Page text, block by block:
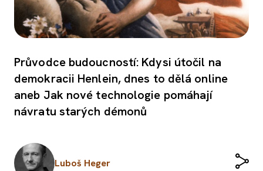
Průvodce budoucností: Kdysi útočil na
demokracii Henlein, dnes to dělá online
aneb Jak nové technologie pomáhají
návratu starých démonů
Luboš Heger